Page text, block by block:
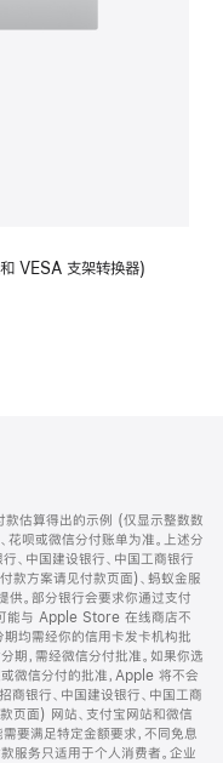
VESA 支架转换器)
款估算得出的示例 (仅显示整数数
花呗或微信分付账单为准。上述分
、中国建设银行、中国工商银行
款方案请见付款页面)、蚂蚁金服
。部分银行会要求你通过支付
能与 Apple Store 在线商店不
均需经你的信用卡发卡机构批
期，需经微信分付批准。如果你选
微信分付的批准，Apple 将不会
银行、中国建设银行、中国工商
页面) 网站、支付宝网站和微信
要满足特定金额要求，不同免息
服务只适用于个人消费者。企业